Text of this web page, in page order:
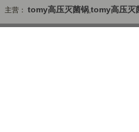
主营：tomy高压灭菌锅,tomy高压灭